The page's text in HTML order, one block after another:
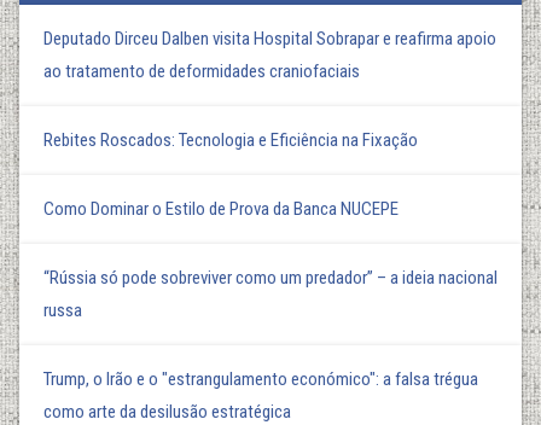
Deputado Dirceu Dalben visita Hospital Sobrapar e reafirma apoio
ao tratamento de deformidades craniofaciais
Rebites Roscados: Tecnologia e Eficiência na Fixação
Como Dominar o Estilo de Prova da Banca NUCEPE
“Rússia só pode sobreviver como um predador” – a ideia nacional
russa
Trump, o Irão e o "estrangulamento económico": a falsa trégua
como arte da desilusão estratégica